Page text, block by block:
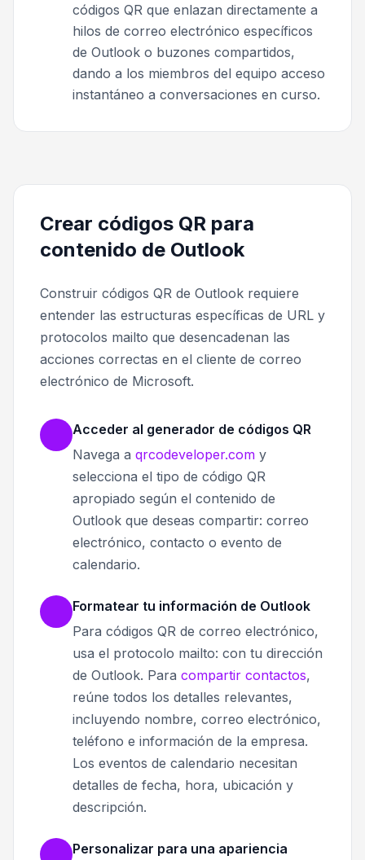
códigos QR que enlazan directamente a
hilos de correo electrónico específicos
de Outlook o buzones compartidos,
dando a los miembros del equipo acceso
instantáneo a conversaciones en curso.
Crear códigos QR para
contenido de Outlook
Construir códigos QR de Outlook requiere
entender las estructuras específicas de URL y
protocolos mailto que desencadenan las
acciones correctas en el cliente de correo
electrónico de Microsoft.
Acceder al generador de códigos QR
Navega a qrcodeveloper.com y
selecciona el tipo de código QR
apropiado según el contenido de
Outlook que deseas compartir: correo
electrónico, contacto o evento de
calendario.
Formatear tu información de Outlook
Para códigos QR de correo electrónico,
usa el protocolo mailto: con tu dirección
de Outlook. Para compartir contactos,
reúne todos los detalles relevantes,
incluyendo nombre, correo electrónico,
teléfono e información de la empresa.
Los eventos de calendario necesitan
detalles de fecha, hora, ubicación y
descripción.
Personalizar para una apariencia